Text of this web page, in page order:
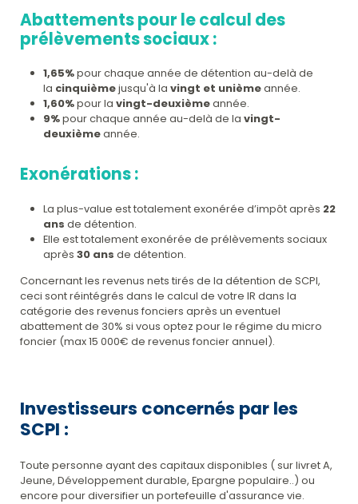
Abattements pour le calcul des
prélèvements sociaux :
1,65%pour chaque année de détention au-delà de
la cinquièmejusqu'à la vingt et unièmeannée.
1,60%pour la vingt-deuxièmeannée.
9%pour chaque année au-delà de la vingt-
deuxièmeannée.
Exonérations :
La plus-value est totalement exonérée d’impôt après 22
ans de détention.
Elle est totalement exonérée de prélèvements sociaux
après 30 ans de détention.
Concernant les revenus nets tirés de la détention de SCPI,
ceci sont réintégrés dans le calcul de votre IR dans la
catégorie des revenus fonciers après un eventuel
abattement de 30% si vous optez pour le régime du micro
foncier (max 15 000€ de revenus foncier annuel).
Investisseurs concernés par les
SCPI :
Toute personne ayant des capitaux disponibles ( sur livret A,
Jeune, Développement durable, Epargne populaire..) ou
encore pour diversifier un portefeuille d'assurance vie.